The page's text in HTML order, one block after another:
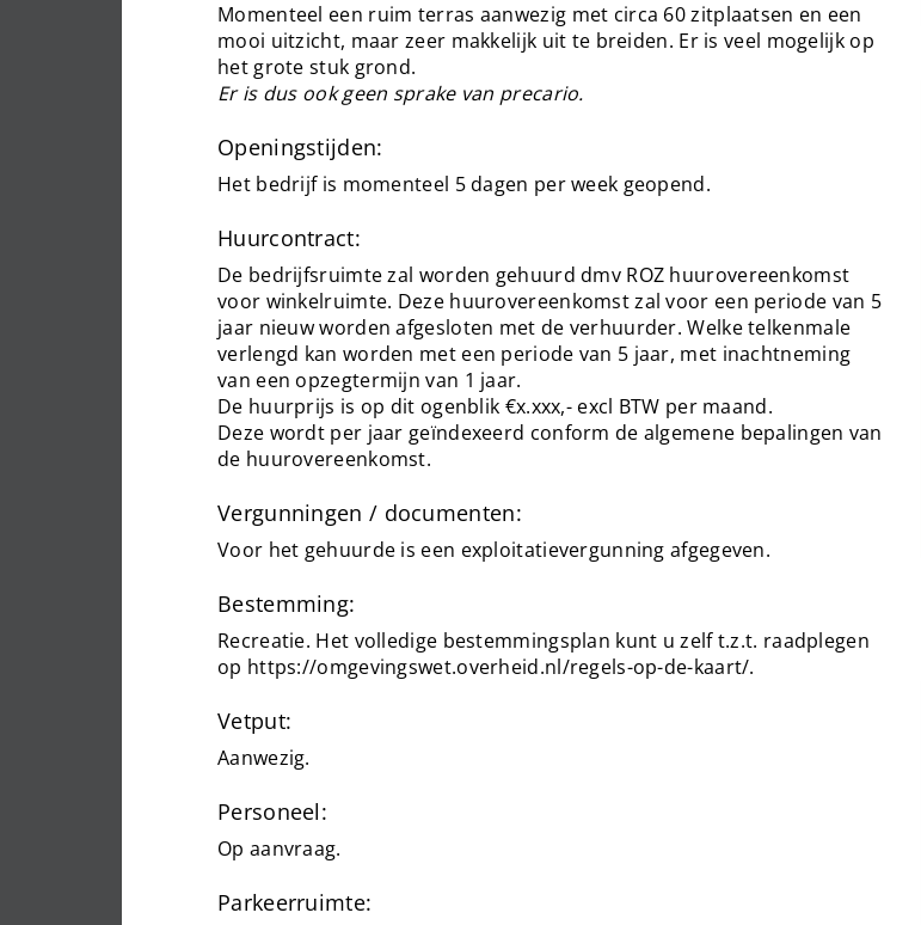
Momenteel een ruim terras aanwezig met circa 60 zitplaatsen en een
mooi uitzicht, maar zeer makkelijk uit te breiden. Er is veel mogelijk op
het grote stuk grond.
Er is dus ook geen sprake van precario.
Openingstijden:
Het bedrijf is momenteel 5 dagen per week geopend.
Huurcontract:
De bedrijfsruimte zal worden gehuurd dmv ROZ huurovereenkomst
voor winkelruimte. Deze huurovereenkomst zal voor een periode van 5
jaar nieuw worden afgesloten met de verhuurder. Welke telkenmale
verlengd kan worden met een periode van 5 jaar, met inachtneming
van een opzegtermijn van 1 jaar.
De huurprijs is op dit ogenblik €x.xxx,- excl BTW per maand.
Deze wordt per jaar geïndexeerd conform de algemene bepalingen van
de huurovereenkomst.
Vergunningen / documenten:
Voor het gehuurde is een exploitatievergunning afgegeven.
Bestemming:
Recreatie. Het volledige bestemmingsplan kunt u zelf t.z.t. raadplegen
op https://omgevingswet.overheid.nl/regels-op-de-kaart/.
Vetput:
Aanwezig.
Personeel:
Op aanvraag.
Parkeerruimte: